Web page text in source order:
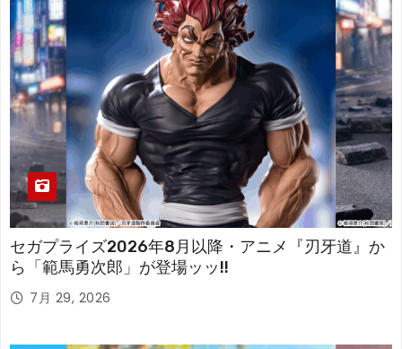
セガプライズ2026年8月以降・アニメ『刃牙道』か
ら「範馬勇次郎」が登場ッッ!!
7月 29, 2026